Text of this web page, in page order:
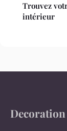
Trouvez
intérieur